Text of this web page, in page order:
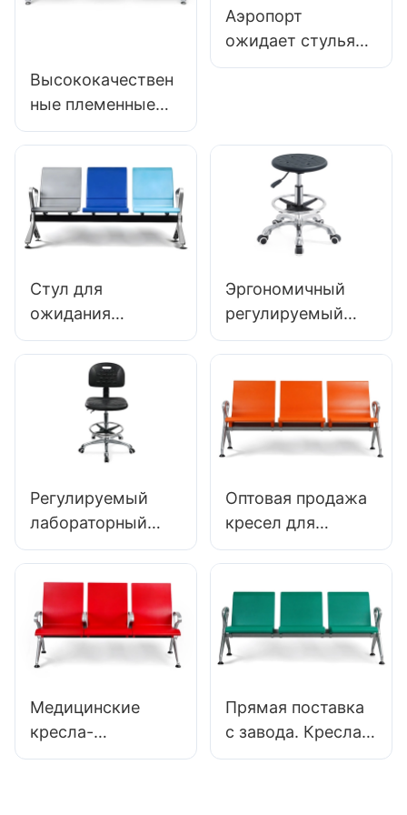
Hewei
Высококачествен
ные племенные
кресло -стул
клиника -клиники
LC099
Производитель
Hewei
Аэропорт
ожидает стулья
LC089 для зон
Стул для
ожидания
металлов с
поставщиком
скамейки
аэропорта LC100
Эргономичный
регулируемый
ESD Круглый
лабораторный
стул с
алюминиевой
звездной базой
Регулируемый
лабораторный
стул ESD IC022 с
подъема по
высоте высоты
спинки
Оптовая продажа
кресел для
ожидания из
алюминиевыми
ножками для
клиник и залов
ожидания в
Медицинские
кресла-
трансформеры
Прямая поставка
с завода. Кресла
HEWEI LC156 PU